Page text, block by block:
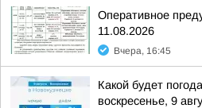
Оперативное
11.08.2026
Вчера, 16:45
Какой будет
воскресенье, 9